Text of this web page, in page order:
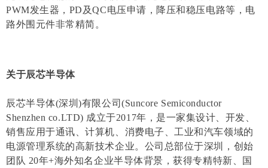
PWM发生器，PD及QC电压申请，降压和稳压电路等，电
路外围元件非常精简。
关于辰芯半导体
辰芯半导体(深圳)有限公司(Suncore Semiconductor
Shenzhen co.LTD) 成立于2017年，是一家集设计、开发、
销售应用于通讯、计算机、消费电子、工业和汽车领域的
电源管理系统的高新技术企业。公司总部位于深圳，创始
团队 20年+海外知名企业半导体背景，获得专精特新、国